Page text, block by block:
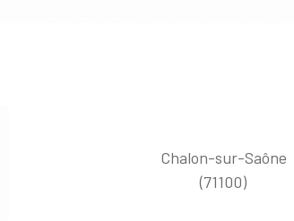
Chalon-sur-Saône
(71100)